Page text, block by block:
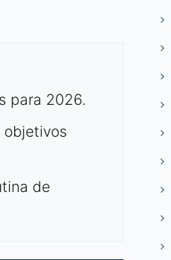
para 2026.
objetivos
de